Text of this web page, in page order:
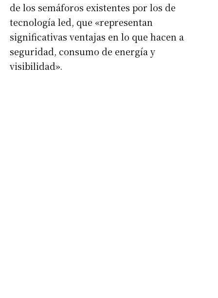
de los semáforos existentes por los de
tecnología led, que «representan
significativas ventajas en lo que hacen a
seguridad, consumo de energía y
visibilidad».